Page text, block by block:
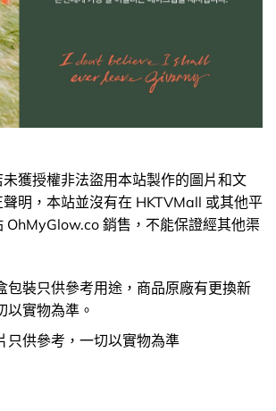
獲授權非法盜用本站製作的圖片和文
明，本站並沒有在 HKTVMall 或其他平
OhMyGlow.co 銷售，不能保證經其他渠
包裝只供參考用途，商品原廠有更換新
以實物為準。
只供參考，一切以實物為準